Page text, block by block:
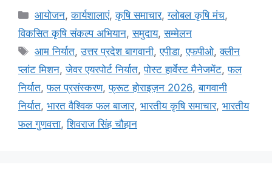
आयोजन,कार्यशालाएं,कृषि समाचार,ग्लोबल कृषि मंच,
विकसित कृषि संकल्प अभियान,समुदाय,सम्मेलन
आम निर्यात,उत्तर प्रदेश बागवानी,एपीडा,एफपीओ,क्लीन
प्लांट मिशन,जेवर एयरपोर्ट निर्यात,पोस्ट हार्वेस्ट मैनेजमेंट,फल
निर्यात,फल प्रसंस्करण,फ्रूट होराइज़न 2026,बागवानी
निर्यात, भारत वैश्विक फल बाजार, भारतीय कृषि समाचार, भारतीय
फल गुणवत्ता,शिवराज सिंह चौहान